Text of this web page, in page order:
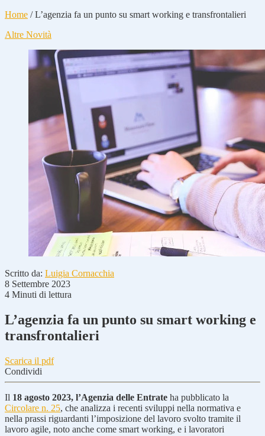
Home /L’agenzia fa un punto su smart working e transfrontalieri
Altre Novità
Scritto da: Luigia Cornacchia
8 Settembre 2023
4 Minuti di lettura
L’agenzia fa un punto su smart working e
transfrontalieri
Scarica il pdf
Condividi
Il 18 agosto 2023, l’Agenzia delle Entrate ha pubblicato la
Circolare n. 25, che analizza i recenti sviluppi nella normativa e
nella prassi riguardanti l’imposizione del lavoro svolto tramite il
lavoro agile, noto anche come smart working, e i lavoratori